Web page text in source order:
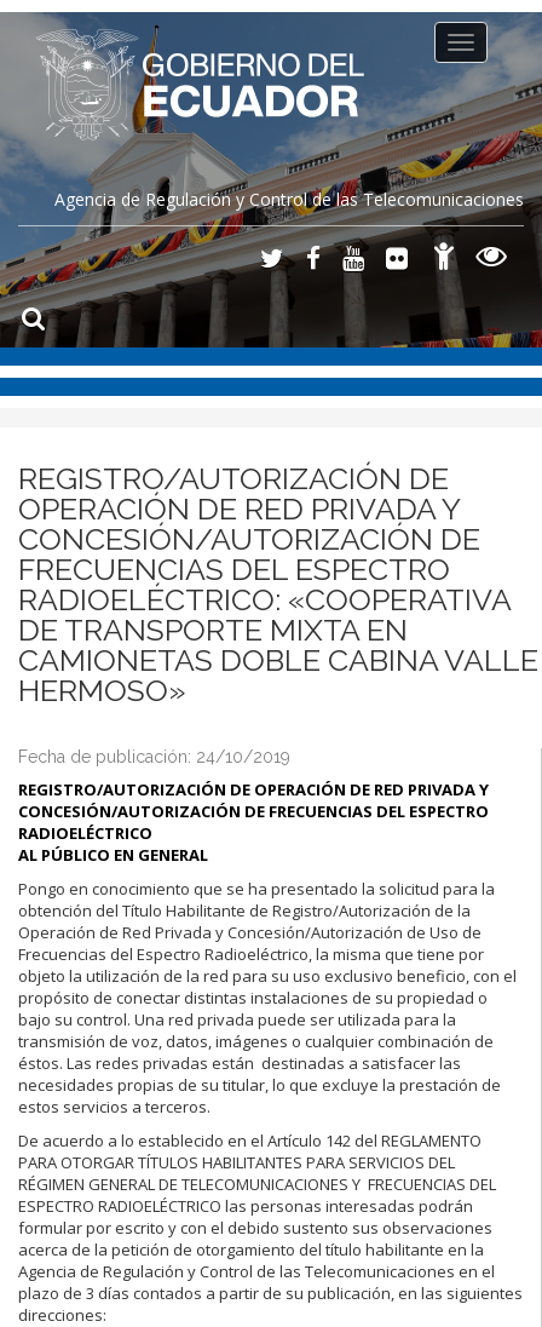
Agencia de Regulación y Control de las Telecomunicaciones
Toggle
navigation
REGISTRO/AUTORIZACIÓN DE
OPERACIÓN DE RED PRIVADA Y
CONCESIÓN/AUTORIZACIÓN DE
FRECUENCIAS DEL ESPECTRO
RADIOELÉCTRICO: «COOPERATIVA
DE TRANSPORTE MIXTA EN
CAMIONETAS DOBLE CABINA VALLE
HERMOSO»
Fecha de publicación: 24/10/2019
REGISTRO/AUTORIZACIÓN DE OPERACIÓN DE RED PRIVADA Y
CONCESIÓN/AUTORIZACIÓN DE FRECUENCIAS DEL ESPECTRO
RADIOELÉCTRICO
AL PÚBLICO EN GENERAL
Pongo en conocimiento que se ha presentado la solicitud para la
obtención del Título Habilitante de Registro/Autorización de la
Operación de Red Privada y Concesión/Autorización de Uso de
Frecuencias del Espectro Radioeléctrico, la misma que tiene por
objeto la utilización de la red para su uso exclusivo beneficio, con el
propósito de conectar distintas instalaciones de su propiedad o
bajo su control. Una red privada puede ser utilizada para la
transmisión de voz, datos, imágenes o cualquier combinación de
éstos. Las redes privadas están destinadas a satisfacer las
necesidades propias de su titular, lo que excluye la prestación de
estos servicios a terceros.
De acuerdo a lo establecido en el Artículo 142 del REGLAMENTO
PARA OTORGAR TÍTULOS HABILITANTES PARA SERVICIOS DEL
RÉGIMEN GENERAL DE TELECOMUNICACIONES Y FRECUENCIAS DEL
ESPECTRO RADIOELÉCTRICO las personas interesadas podrán
formular por escrito y con el debido sustento sus observaciones
acerca de la petición de otorgamiento del título habilitante en la
Agencia de Regulación y Control de las Telecomunicaciones en el
plazo de 3 días contados a partir de su publicación, en las siguientes
direcciones: